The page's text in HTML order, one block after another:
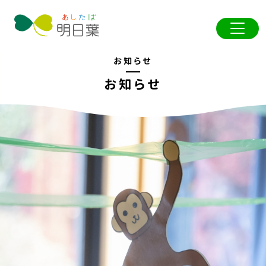
お知らせ
お知らせ